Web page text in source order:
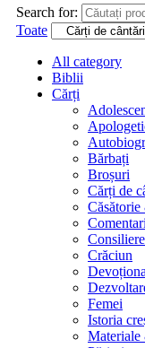
Search for:
Toate
All category
Biblii
Cărți
Bărbați
Broșuri
Cărți de
Crăciun
Femei
Istoria